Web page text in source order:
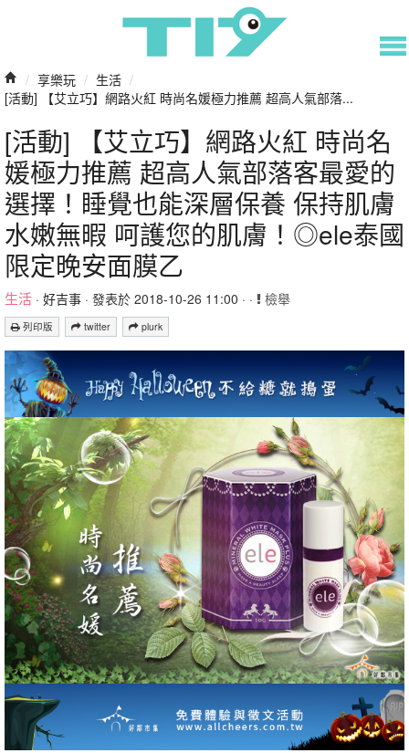
/ 享樂玩 / 生活 /
[活動] 【艾立巧】網路火紅 時尚名媛極力推薦 超高人氣部落...
[活動] 【艾立巧】網路火紅 時尚名
媛極力推薦 超高人氣部落客最愛的
選擇！睡覺也能深層保養 保持肌膚
水嫩無暇 呵護您的肌膚！◎ele泰國
限定晚安面膜乙
生活 · 好吉事 · 發表於 2018-10-26 11:00 · · 檢舉
列印版 twitter plurk